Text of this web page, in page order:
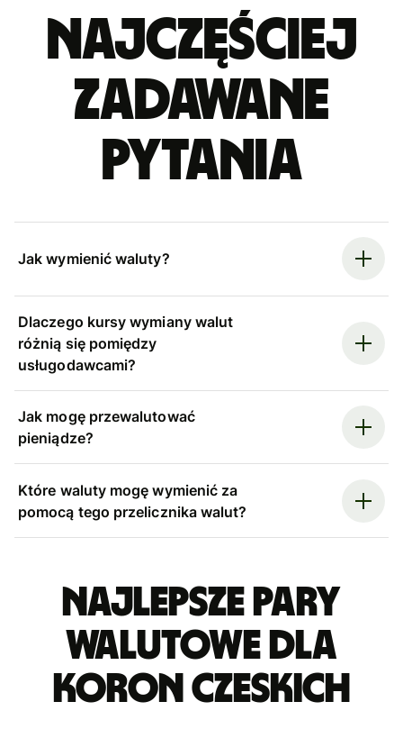
Najczęściej
zadawane
pytania
Jak wymienić waluty?
Dlaczego kursy wymiany walut
różnią się pomiędzy
usługodawcami?
Jak mogę przewalutować
pieniądze?
Które waluty mogę wymienić za
pomocą tego przelicznika walut?
Najlepsze pary
walutowe dla
koron czeskich